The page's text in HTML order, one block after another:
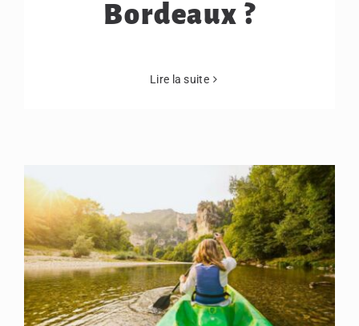
Bordeaux ?
Lire la suite